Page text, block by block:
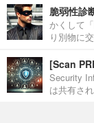
脆弱性診
かくして
り別物に
[Scan
Security
は共有さ